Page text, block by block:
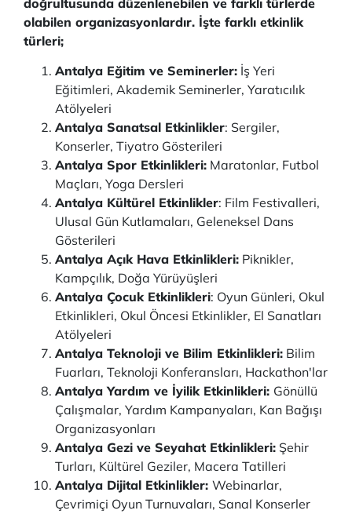
doğrultusunda düzenlenebilen ve farklı türlerde
olabilen organizasyonlardır. İşte farklı etkinlik
türleri;
Antalya Eğitim ve Seminerler: İş Yeri
Eğitimleri, Akademik Seminerler, Yaratıcılık
Atölyeleri
Antalya Sanatsal Etkinlikler: Sergiler,
Konserler, Tiyatro Gösterileri
Antalya Spor Etkinlikleri: Maratonlar, Futbol
Maçları, Yoga Dersleri
Antalya Kültürel Etkinlikler: Film Festivalleri,
Ulusal Gün Kutlamaları, Geleneksel Dans
Gösterileri
Antalya Açık Hava Etkinlikleri: Piknikler,
Kampçılık, Doğa Yürüyüşleri
Antalya Çocuk Etkinlikleri: Oyun Günleri, Okul
Etkinlikleri, Okul Öncesi Etkinlikler, El Sanatları
Atölyeleri
Antalya Teknoloji ve Bilim Etkinlikleri: Bilim
Fuarları, Teknoloji Konferansları, Hackathon'lar
Antalya Yardım ve İyilik Etkinlikleri: Gönüllü
Çalışmalar, Yardım Kampanyaları, Kan Bağışı
Organizasyonları
Antalya Gezi ve Seyahat Etkinlikleri: Şehir
Turları, Kültürel Geziler, Macera Tatilleri
Antalya Dijital Etkinlikler: Webinarlar,
Çevrimiçi Oyun Turnuvaları, Sanal Konserler